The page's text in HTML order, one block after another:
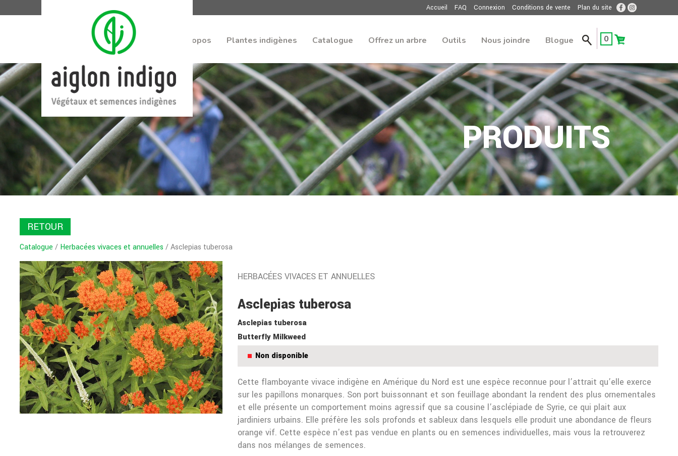
Accueil FAQ Connexion Conditions de vente Plan du site
À propos Plantes indigènes Catalogue Offrez un arbre Outils Nous joindre Blogue 0
PRODUITS
RETOUR
Catalogue / Herbacées vivaces et annuelles / Asclepias tuberosa
HERBACÉES VIVACES ET ANNUELLES
Asclepias tuberosa
Asclepias tuberosa
Butterfly Milkweed
Non disponible
Cette flamboyante vivace indigène en Amérique du Nord est une espèce reconnue pour l’attrait qu’elle exerce
sur les papillons monarques. Son port buissonnant et son feuillage abondant la rendent des plus ornementales
et elle présente un comportement moins agressif que sa cousine l’asclépiade de Syrie, ce qui plait aux
jardiniers urbains. Elle préfère les sols profonds et sableux dans lesquels elle produit une abondance de fleurs
orange vif. Cette espèce n'est pas vendue en plants ou en semences individuelles, mais vous la retrouverez
dans nos mélanges de semences.